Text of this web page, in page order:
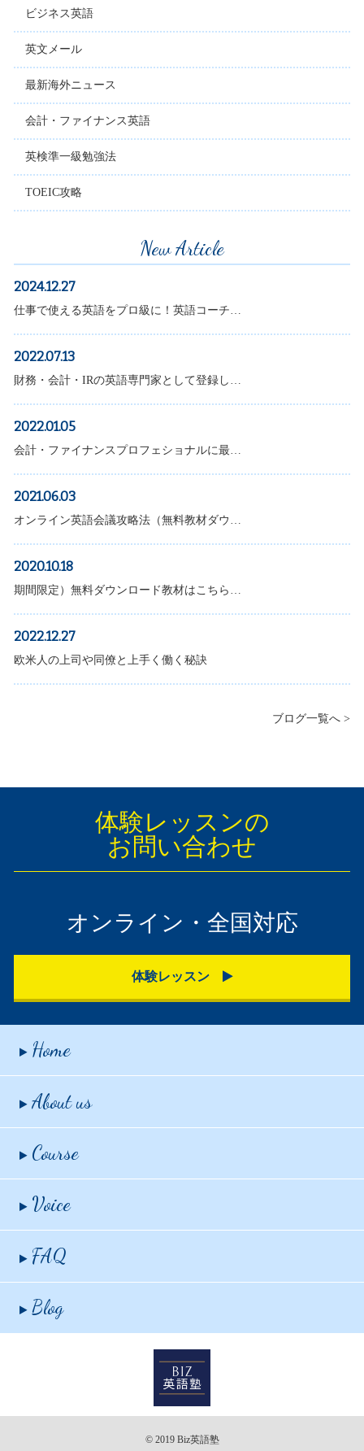
ビジネス英語
英文メール
最新海外ニュース
会計・ファイナンス英語
英検準一級勉強法
TOEIC攻略
New Article
2024.12.27
仕事で使える英語をプロ級に！英語コーチ…
2022.07.13
財務・会計・IRの英語専門家として登録し…
2022.01.05
会計・ファイナンスプロフェショナルに最…
2021.06.03
オンライン英語会議攻略法（無料教材ダウ…
2020.10.18
期間限定）無料ダウンロード教材はこちら…
2022.12.27
欧米人の上司や同僚と上手く働く秘訣
ブログ一覧へ >
体験レッスンの
お問い合わせ
オンライン・全国対応
体験レッスン
Home
About us
Course
Voice
FAQ
Blog
© 2019 Biz英語塾